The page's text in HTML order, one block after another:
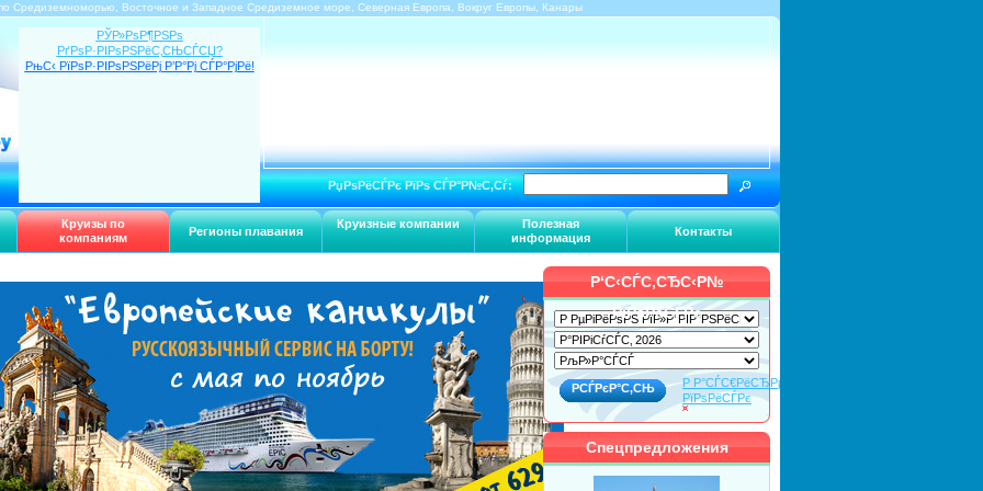
Средиземноморью, Восточное и Западное Средиземное море, Северная Европа, Вокруг Европы, Канары
Круизы по
компаниям
Регионы плавания
Круизные компании
Полезная
информация
Контакты
РЎР»РѕР¶РЅРѕ
РґРѕР·РІРѕРЅРёС‚СЊСЃСЏ?
РњС‹ РїРѕР·РІРѕРЅРёРј Р’Р°Рј СЃР°РјРё!
РџРѕРёСЃРє РїРѕ СЃР°Р№С‚Сѓ:
Р‘С‹СЃС‚СЂС‹Р№
РїРѕРёСЃРє
Р Р°СЃС€РёСЂРµРЅРЅС‹Р№
РїРѕРёСЃРє
Спецпредложения